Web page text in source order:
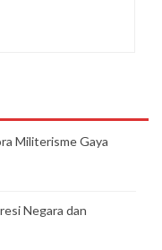
Militerisme Gaya
Negara dan